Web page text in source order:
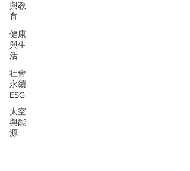
與教
育
健康
與生
活
社會
永續
ESG
太空
與能
源